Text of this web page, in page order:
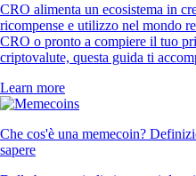
CRO alimenta un ecosistema in
ricompense e utilizzo nel mondo
CRO o pronto a compiere il tuo
criptovalute, questa guida ti
Learn more
Che cos'è una memecoin?
sapere